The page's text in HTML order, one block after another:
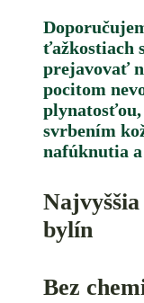
ťažkostiach
prejavovať
pocitom
svrbením
nafúknutia a
bylín
Bez